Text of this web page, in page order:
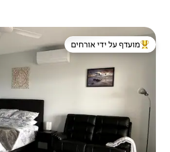
ידי אורחים